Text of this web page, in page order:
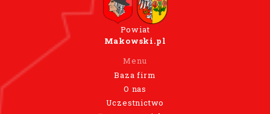
Powiat
Makowski.pl
Menu
Baza firm
O nas
Uczestnictwo